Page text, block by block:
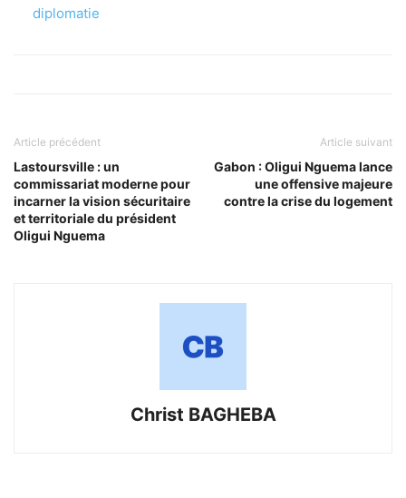
Par rapport à
diplomatie
Article précédent
Lastoursville : un
commissariat moderne pour
incarner la vision sécuritaire
et territoriale du président
Oligui Nguema
Article suivant
Gabon : Oligui Nguema lance
une offensive majeure
contre la crise du logement
Christ BAGHEBA